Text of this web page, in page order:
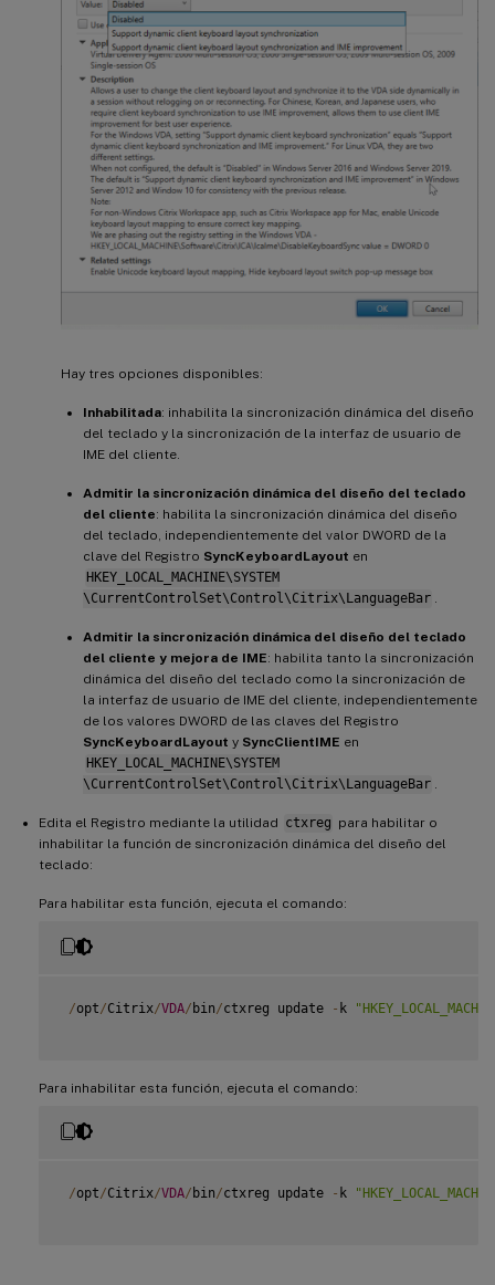
Hay tres opciones disponibles:
Inhabilitada: inhabilita la sincronización dinámica del diseño
del teclado y la sincronización de la interfaz de usuario de
IME del cliente.
Admitir la sincronización dinámica del diseño del teclado
del cliente: habilita la sincronización dinámica del diseño
del teclado, independientemente del valor DWORD de la
clave del Registro SyncKeyboardLayout en
HKEY_LOCAL_MACHINE\SYSTEM
\CurrentControlSet\Control\Citrix\LanguageBar .
Admitir la sincronización dinámica del diseño del teclado
del cliente y mejora de IME: habilita tanto la sincronización
dinámica del diseño del teclado como la sincronización de
la interfaz de usuario de IME del cliente, independientemente
de los valores DWORD de las claves del Registro
SyncKeyboardLayout y SyncClientIME en
HKEY_LOCAL_MACHINE\SYSTEM
\CurrentControlSet\Control\Citrix\LanguageBar .
Edita el Registro mediante la utilidad ctxreg para habilitar o
inhabilitar la función de sincronización dinámica del diseño del
teclado:
Para habilitar esta función, ejecuta el comando:
/opt/Citrix/VDA/ bin/ctxreg update - k
Para inhabilitar esta función, ejecuta el comando:
/opt/Citrix/VDA/ bin/ctxreg update - k